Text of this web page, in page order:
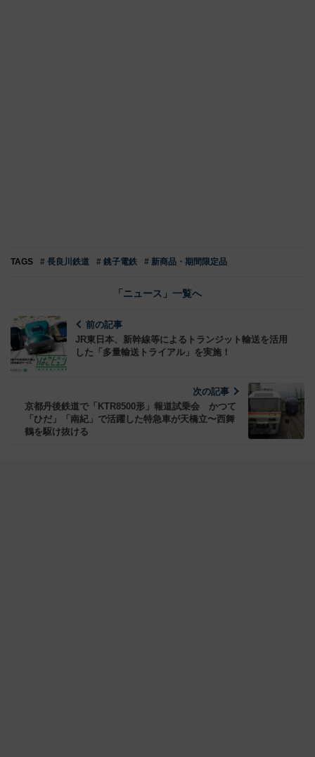
TAGS # 長良川鉄道 # 銚子電鉄 # 新商品・期間限定品
「ニュース」一覧へ
前の記事
JR東日本、新幹線等によるトランジット輸送を活用
した「多量輸送トライアル」を実施！
次の記事
京都丹後鉄道で「KTR8500形」報道試乗会 かつて
「ひだ」「南紀」で活躍した特急車が天橋立〜西舞
鶴を駆け抜ける